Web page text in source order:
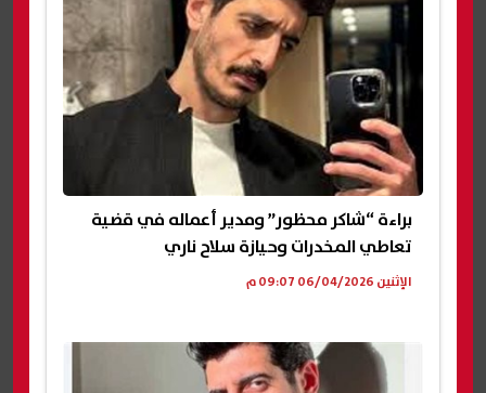
براءة “شاكر محظور” ومدير أعماله في قضية
تعاطي المخدرات وحيازة سلاح ناري
الإثنين 06/04/2026 09:07 م